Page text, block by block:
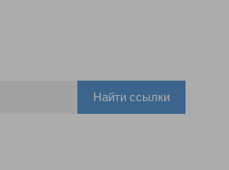
Найти ссылки